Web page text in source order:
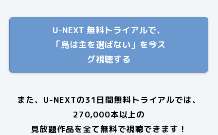
U-NEXT 無料トライアルで、
「烏は主を選ばない」を今ス
グ視聴する
また、U-NEXTの31日間無料トライアルでは、
270,000本以上の
見放題作品を全て無料で視聴できます！